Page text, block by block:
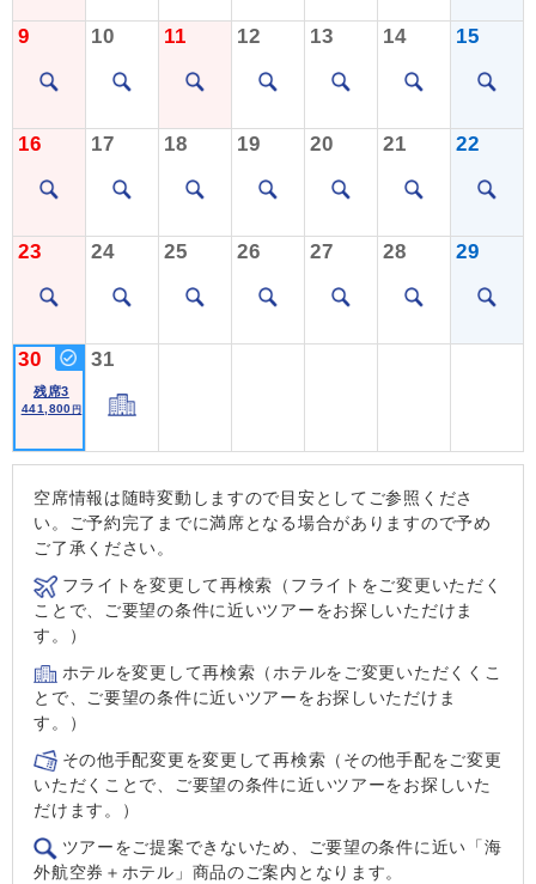
9 10 11 12 13 14 15
16 17 18 19 20 21 22
23 24 25 26 27 28 29
30
残席3
441,800 円
31
空席情報は随時変動しますので目安としてご参照くださ
い。ご予約完了までに満席となる場合がありますので予め
ご了承ください。
フライトを変更して再検索（フライトをご変更いただく
ことで、ご要望の条件に近いツアーをお探しいただけま
す。）
ホテルを変更して再検索（ホテルをご変更いただくくこ
とで、ご要望の条件に近いツアーをお探しいただけま
す。）
その他手配変更を変更して再検索（その他手配をご変更
いただくことで、ご要望の条件に近いツアーをお探しいた
だけます。）
ツアーをご提案できないため、ご要望の条件に近い「海
外航空券＋ホテル」商品のご案内となります。